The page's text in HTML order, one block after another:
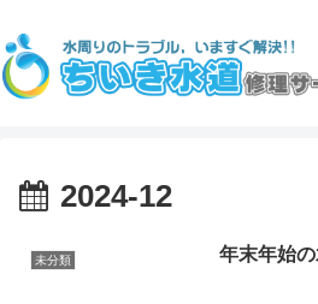
2024-12
未分類 年末年始